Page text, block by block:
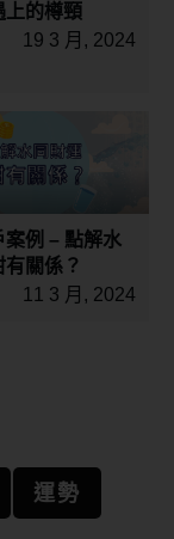
上的樽頸
19 3 月, 2024
案例 – 點解水
有關係？
11 3 月, 2024
運勢